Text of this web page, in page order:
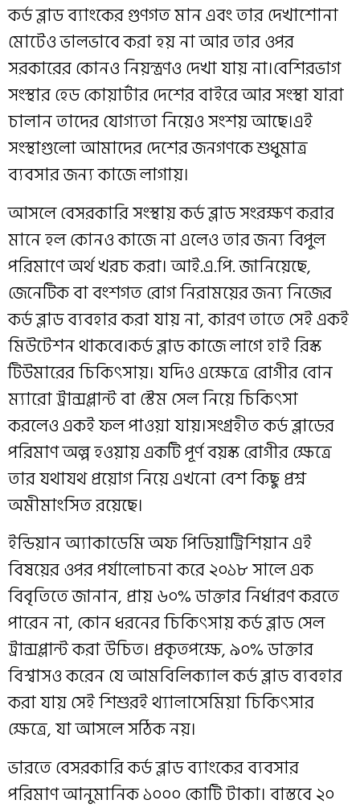
কর্ড ব্লাড ব্যাংকের গুণগত মান এবং তার দেখাশোনা
মোটেও ভালভাবে করা হয় না আর তার ওপর
সরকারের কোনও নিয়ন্ত্রণও দেখা যায় না।বেশিরভাগ
সংস্থার হেড কোয়ার্টার দেশের বাইরে আর সংস্থা যারা
চালান তাদের যোগ্যতা নিয়েও সংশয় আছে।এই
সংস্থাগুলো আমাদের দেশের জনগণকে শুধুমাত্র
ব্যবসার জন্য কাজে লাগায়।
আসলে বেসরকারি সংস্থায় কর্ড ব্লাড সংরক্ষণ করার
মানে হল কোনও কাজে না এলেও তার জন্য বিপুল
পরিমাণে অর্থ খরচ করা। আই.এ.পি. জানিয়েছে,
জেনেটিক বা বংশগত রোগ নিরাময়ের জন্য নিজের
কর্ড ব্লাড ব্যবহার করা যায় না, কারণ তাতে সেই একই
মিউটেশন থাকবে।কর্ড ব্লাড কাজে লাগে হাই রিস্ক
টিউমারের চিকিৎসায়। যদিও এক্ষেত্রে রোগীর বোন
ম্যারো ট্রান্সপ্লান্ট বা স্টেম সেল নিয়ে চিকিৎসা
করলেও একই ফল পাওয়া যায়।সংগ্রহীত কর্ড ব্লাডের
পরিমাণ অল্প হওয়ায় একটি পূর্ণ বয়স্ক রোগীর ক্ষেত্রে
তার যথাযথ প্রয়োগ নিয়ে এখনো বেশ কিছু প্রশ্ন
অমীমাংসিত রয়েছে।
ইন্ডিয়ান অ্যাকাডেমি অফ পিডিয়াট্রিশিয়ান এই
বিষয়ের ওপর পর্যালোচনা করে ২০১৮ সালে এক
বিবৃতিতে জানান, প্রায় ৬০% ডাক্তার নির্ধারণ করতে
পারেন না, কোন ধরনের চিকিৎসায় কর্ড ব্লাড সেল
ট্রান্সপ্লান্ট করা উচিত। প্রকৃতপক্ষে, ৯০% ডাক্তার
বিশ্বাসও করেন যে আমবিলিক্যাল কর্ড ব্লাড ব্যবহার
করা যায় সেই শিশুরই থ্যালাসেমিয়া চিকিৎসার
ক্ষেত্রে, যা আসলে সঠিক নয়।
ভারতে বেসরকারি কর্ড ব্লাড ব্যাংকের ব্যবসার
পরিমাণ আনুমানিক ১০০০ কোটি টাকা। বাস্তবে ২০